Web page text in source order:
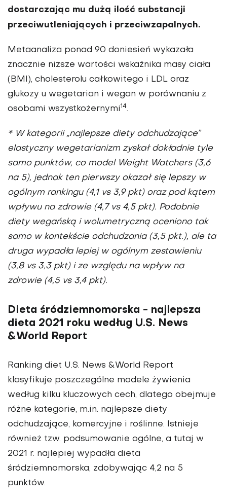
dostarczając mu dużą ilość substancji
przeciwutleniających i przeciwzapalnych.
Metaanaliza ponad 90 doniesień wykazała
znacznie niższe wartości wskaźnika masy ciała
(BMI), cholesterolu całkowitego i LDL oraz
glukozy u wegetarian i wegan w porównaniu z
osobami wszystkożernymi14.
* W kategorii „najlepsze diety odchudzające”
elastyczny wegetarianizm zyskał dokładnie tyle
samo punktów, co model Weight Watchers (3,6
na 5), jednak ten pierwszy okazał się lepszy w
ogólnym rankingu (4,1 vs 3,9 pkt) oraz pod kątem
wpływu na zdrowie (4,7 vs 4,5 pkt). Podobnie
diety wegańską i wolumetryczną oceniono tak
samo w kontekście odchudzania (3,5 pkt.), ale ta
druga wypadła lepiej w ogólnym zestawieniu
(3,8 vs 3,3 pkt) i ze względu na wpływ na
zdrowie (4,5 vs 3,4 pkt).
Dieta śródziemnomorska - najlepsza
dieta 2021 roku według U.S. News
&World Report
Ranking diet U.S. News &World Report
klasyfikuje poszczególne modele żywienia
według kilku kluczowych cech, dlatego obejmuje
różne kategorie, m.in. najlepsze diety
odchudzające, komercyjne i roślinne. Istnieje
również tzw. podsumowanie ogólne, a tutaj w
2021 r. najlepiej wypadła dieta
śródziemnomorska, zdobywając 4,2 na 5
punktów.